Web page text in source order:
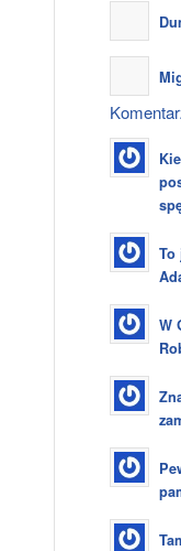
To
W